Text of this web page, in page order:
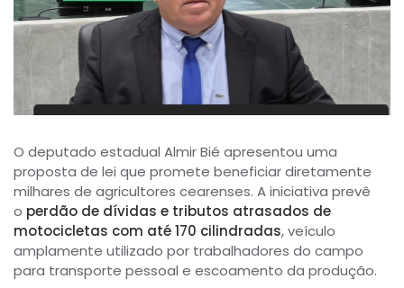
O deputado estadual Almir Bié apresentou uma
proposta de lei que promete beneficiar diretamente
milhares de agricultores cearenses. A iniciativa prevê
o perdão de dívidas e tributos atrasados de
motocicletas com até 170 cilindradas, veículo
amplamente utilizado por trabalhadores do campo
para transporte pessoal e escoamento da produção.